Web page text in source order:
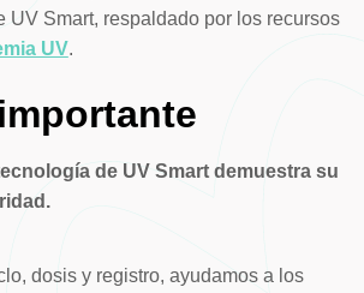
UV Smart, respaldado por los recursos
UV.
de UV Smart demuestra su
dosis y registro, ayudamos a los